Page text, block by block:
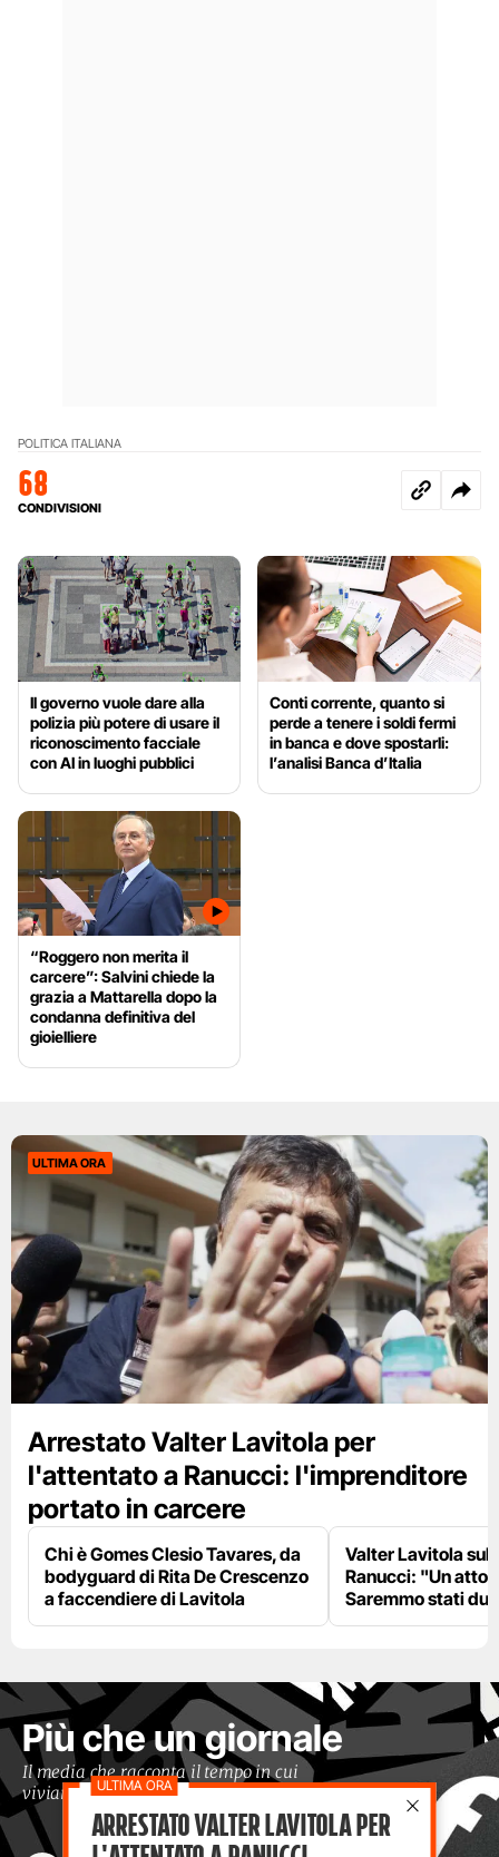
POLITICA ITALIANA
68
CONDIVISIONI
Il governo vuole dare alla
polizia più potere di usare il
riconoscimento facciale
con AI in luoghi pubblici
Conti corrente, quanto si
perde a tenere i soldi fermi
in banca e dove spostarli:
l’analisi Banca d’Italia
“Roggero non merita il
carcere”: Salvini chiede la
grazia a Mattarella dopo la
condanna definitiva del
gioielliere
ULTIMA ORA
Arrestato Valter Lavitola per
l'attentato a Ranucci: l'imprenditore
portato in carcere
Chi è Gomes Clesio Tavares, da
bodyguard di Rita De Crescenzo
a faccendiere di Lavitola
Valter Lavitola
Ranucci: "Un atto
Saremmo stati
Più che un giornale
Il media che racconta il tempo in cui
viviamo con occhi moderni
Arrestato Valter Lavitola per